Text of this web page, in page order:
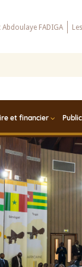
Abdoulaye FADIGA
et financier